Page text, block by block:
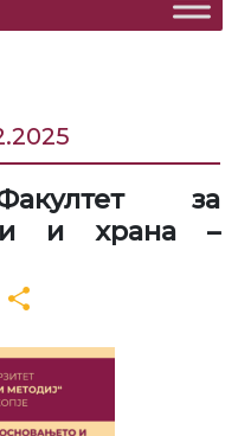
за
и храна –
Twitter